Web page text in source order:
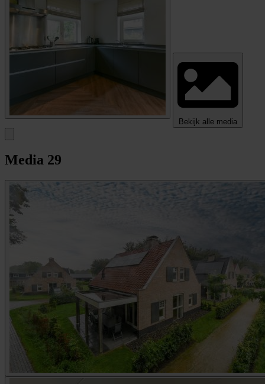
Bekijk alle media
Media 29